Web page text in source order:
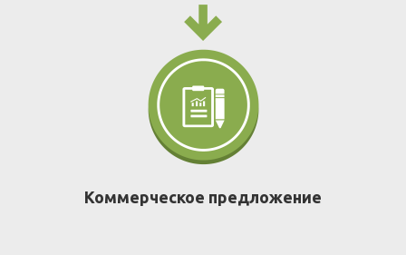
Коммерческое предложение